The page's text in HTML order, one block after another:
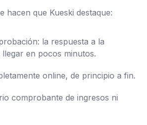
hacen que Kueski destaque:
la respuesta a la
llegar en pocos minutos.
online, de principio a fin.
comprobante de ingresos ni